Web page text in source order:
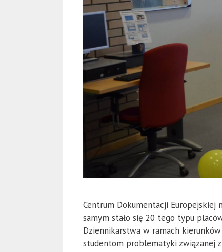
Centrum Dokumentacji Europejskiej
samym stało się 20 tego typu
Dziennikarstwa w ramach
studentom problematyki związanej